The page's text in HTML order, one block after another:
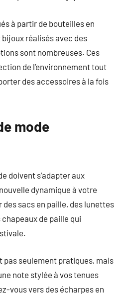
à partir de bouteilles en
réalisés avec des
sont nombreuses. Ces
de l’environnement tout
des accessoires à la fois
mode
doivent s’adapter aux
dynamique à votre
des sacs en paille, des lunettes
de paille qui
pas seulement pratiques, mais
note stylée à vos tenues
vous vers des écharpes en